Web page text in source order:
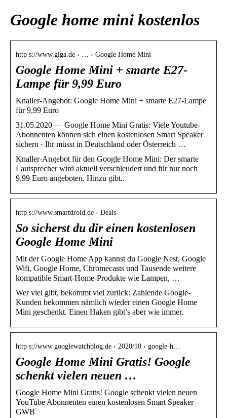
Google home mini kostenlos
http s://www.giga.de › … › Google Home Mini
Google Home Mini + smarte E27-
Lampe für 9,99 Euro
Knaller-Angebot: Google Home Mini + smarte E27-Lampe
für 9,99 Euro
31.05.2020 — Google Home Mini Gratis: Viele Youtube-
Abonnenten können sich einen kostenlosen Smart Speaker
sichern · Ihr müsst in Deutschland oder Österreich …
Knaller-Angebot für den Google Home Mini: Der smarte
Lautsprecher wird aktuell verschleudert und für nur noch
9,99 Euro angeboten. Hinzu gibt..
http s://www.smartdroid.de › Deals
So sicherst du dir einen kostenlosen
Google Home Mini
Mit der Google Home App kannst du Google Nest, Google
Wifi, Google Home, Chromecasts und Tausende weitere
kompatible Smart-Home-Produkte wie Lampen, …
Wer viel gibt, bekommt viel zurück: Zahlende Google-
Kunden bekommen nämlich wieder einen Google Home
Mini geschenkt. Einen Haken gibt’s aber wie immer.
http s://www.googlewatchblog.de › 2020/10 › google-h…
Google Home Mini Gratis! Google
schenkt vielen neuen …
Google Home Mini Gratis! Google schenkt vielen neuen
YouTube Abonnenten einen kostenlosen Smart Speaker –
GWB